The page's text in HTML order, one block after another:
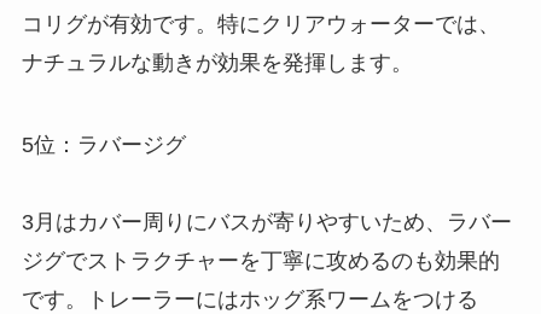
コリグが有効です。特にクリアウォーターでは、
ナチュラルな動きが効果を発揮します。
5位：ラバージグ
3月はカバー周りにバスが寄りやすいため、ラバー
ジグでストラクチャーを丁寧に攻めるのも効果的
です。トレーラーにはホッグ系ワームをつける